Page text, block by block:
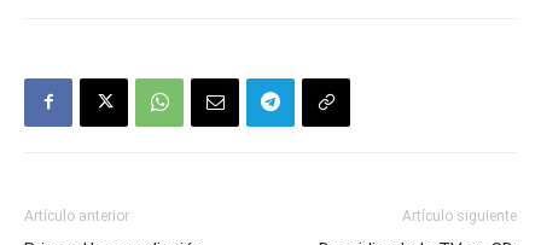
Artículo anterior Artículo siguiente